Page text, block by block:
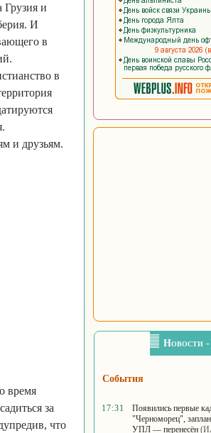
Грузия и
И
в
в
и друзьям.
время
за
что
Новости -
События
17:31
Появились первые
"Черноморец",
УПЛ — перенесён